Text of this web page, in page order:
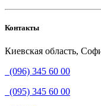
Контакты
Киевская область,
(096) 345 60 00
(095) 345 60 00